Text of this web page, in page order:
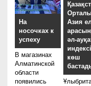
На
носочках к
успеху
В магазинах
Алматинской
области
появились
Азия
әл-
көш